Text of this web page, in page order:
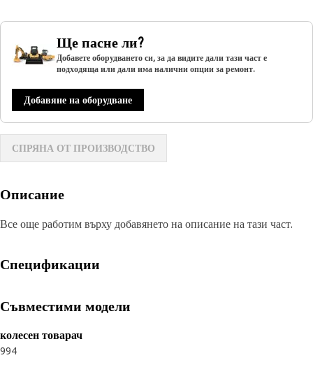
Ще пасне ли?
Добавете оборудването си, за да видите дали тази част е
подходяща или дали има налични опции за ремонт.
Добавяне на оборудване
СПРЯНА ОТ ПРОИЗВОДСТВО
Описание
Все още работим върху добавянето на описание на тази част.
Спецификации
Съвместими модели
колесен товарач
994